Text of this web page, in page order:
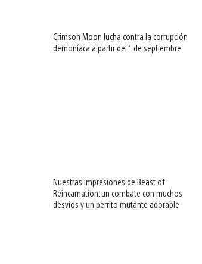
Crimson Moon lucha contra la corrupción
demoníaca a partir del 1 de septiembre
Nuestras impresiones de Beast of
Reincarnation: un combate con muchos
desvíos y un perrito mutante adorable